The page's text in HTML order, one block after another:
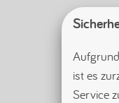
ist es
Service